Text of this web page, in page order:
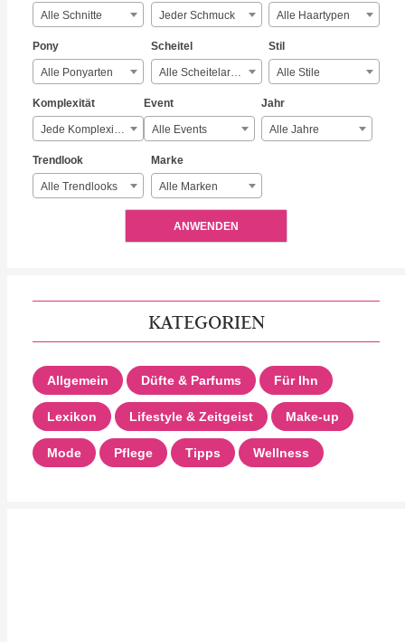
Alle Schnitte Jeder Schmuck Alle Haartypen
Pony
Alle Ponyarten
Scheitel
Alle Scheitelarten
Stil
Alle Stile
Komplexität
Jede Komplexität
Event
Alle Events
Jahr
Alle Jahre
Trendlook
Alle Trendlooks
Marke
Alle Marken
ANWENDEN
KATEGORIEN
Allgemein Düfte & Parfums Für Ihn
Lexikon Lifestyle & Zeitgeist Make-up
Mode Pflege Tipps Wellness